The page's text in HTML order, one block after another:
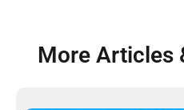
More Articles